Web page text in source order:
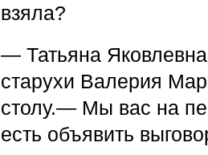
взяла?
— Татьяна
стару­хи Валерия
столу.— Мы вас на
есть объявить